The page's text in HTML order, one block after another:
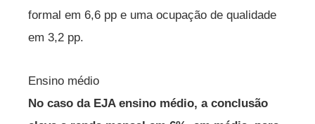
formal em 6,6 pp e uma ocupação de qualidade
em 3,2 pp.
Ensino médio
No caso da EJA ensino médio, a conclusão